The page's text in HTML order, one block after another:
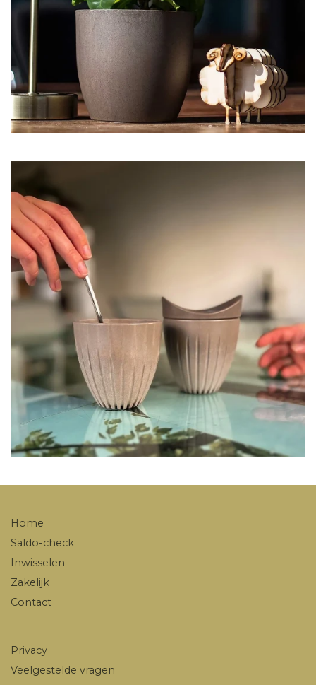
Home
Saldo-check
Inwisselen
Zakelijk
Contact
Privacy
Veelgestelde vragen